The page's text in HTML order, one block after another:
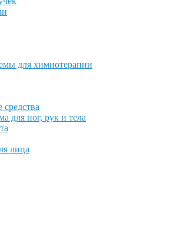
для химиотерапии
для ног, рук и тела
лица